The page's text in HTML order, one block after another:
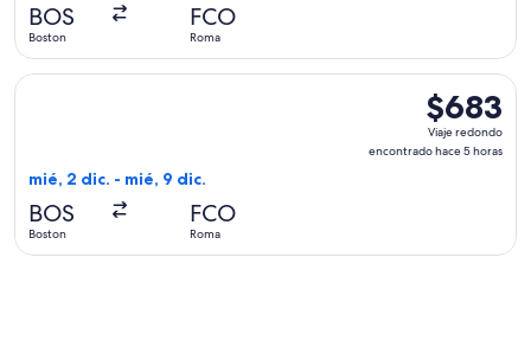
BOS
Boston
FCO
Roma
$683
Viaje
redondo,
$683
Viaje redondo
encontrado hace 5 horas
mié, 2 dic. - mié, 9 dic.
BOS
Boston
FCO
Roma
Seleccionar vuelo de Aer Lingus, con salida el mié, 2 dic.